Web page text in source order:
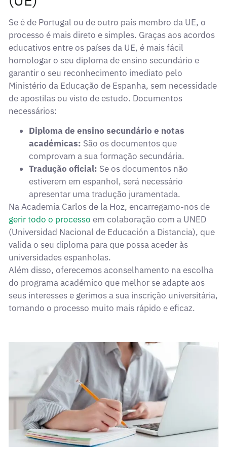
Se é de Portugal ou de outro país membro da UE, o
processo é mais direto e simples. Graças aos acordos
educativos entre os países da UE, é mais fácil
homologar o seu diploma de ensino secundário e
garantir o seu reconhecimento imediato pelo
Ministério da Educação de Espanha, sem necessidade
de apostilas ou visto de estudo. Documentos
necessários:
Diploma de ensino secundário e notas
académicas: São os documentos que
comprovam a sua formação secundária.
Tradução oficial: Se os documentos não
estiverem em espanhol, será necessário
apresentar uma tradução juramentada.
Na Academia Carlos de la Hoz, encarregamo-nos de
gerir todo o processo em colaboração com a UNED
(Universidad Nacional de Educación a Distancia), que
valida o seu diploma para que possa aceder às
universidades espanholas.
Além disso, oferecemos aconselhamento na escolha
do programa académico que melhor se adapte aos
seus interesses e gerimos a sua inscrição universitária,
tornando o processo muito mais rápido e eficaz.